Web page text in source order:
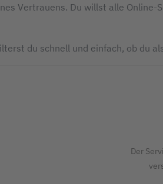
Vertrauens. Du willst alle Online-
du schnell und einfach, ob du
Der